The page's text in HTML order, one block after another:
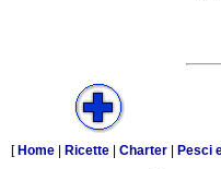
[ Home Ricette Charter Pesci